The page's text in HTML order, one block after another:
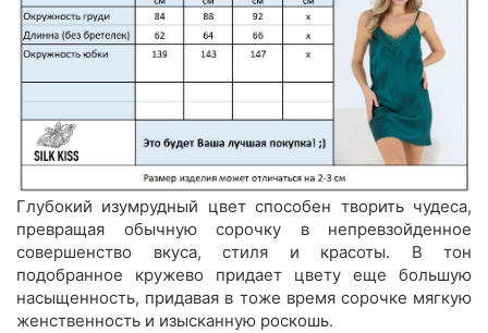
Глубокий изумрудный цвет способен творить чудеса,
превращая обычную сорочку в непревзойденное
совершенство вкуса, стиля и красоты. В тон
подобранное кружево придает цвету еще большую
насыщенность, придавая в тоже время сорочке мягкую
женственность и изысканную роскошь.